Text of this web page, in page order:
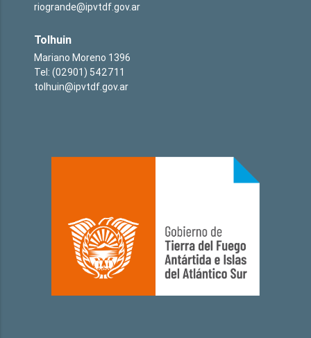
riogrande@ipvtdf.gov.ar
Tolhuin
Mariano Moreno 1396
Tel: (02901) 542711
tolhuin@ipvtdf.gov.ar